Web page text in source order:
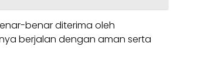
benar diterima oleh
berjalan dengan aman serta